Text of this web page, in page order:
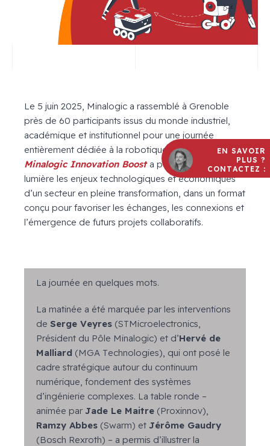
Le 5 juin 2025, Minalogic a rassemblé à Grenoble
près de 60 participants issus du monde industriel,
académique et institutionnel pour une journée
entièrement dédiée à la robotique. Cette édition des
Minalogic Innovation Boost a permis de mettre en
lumière les enjeux technologiques et économiques
d’un secteur en pleine transformation, dans un format
conçu pour favoriser les échanges, les connexions et
l’émergence de futurs projets collaboratifs.
La journée en quelques mots.
La matinée a été marquée par les interventions
de Serge Veyres (STMicroelectronics,
Président du Pôle Minalogic) et d’Hervé de
Malliard (MGA Technologies), qui ont posé le
cadre stratégique autour du continuum
numérique, fondement des systèmes
d’ingénierie complexes. La table ronde –
animée par Jade Le Maitre (Proxinnov),
Ramzy Abbes (Swarm) et Jérôme Gaudry
(Bosch Rexroth) – a permis d’illustrer la
EN SAVOIR
PLUS ?
CONTACTEZ :